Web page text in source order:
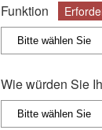
Funktion
Wie würden Sie